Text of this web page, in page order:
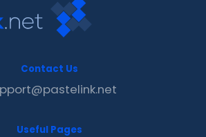
Contact Us
Useful Pages